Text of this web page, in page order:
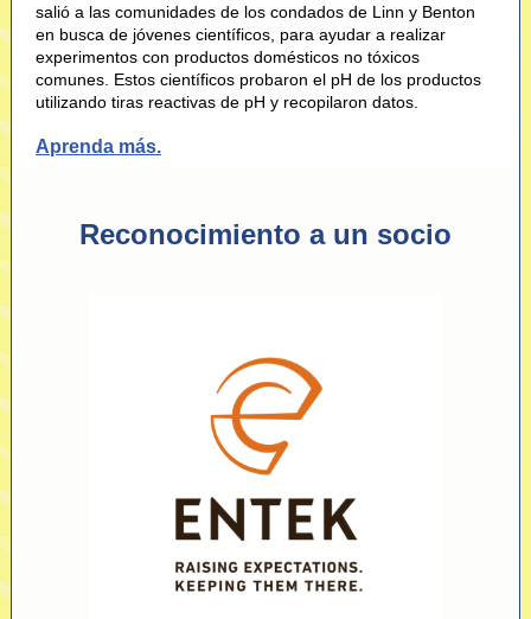
salió a las comunidades de los condados de Linn y Benton
en busca de jóvenes científicos, para ayudar a realizar
experimentos con productos domésticos no tóxicos
comunes. Estos científicos probaron el pH de los productos
utilizando tiras reactivas de pH y recopilaron datos.
Aprenda más.
Reconocimiento a un socio